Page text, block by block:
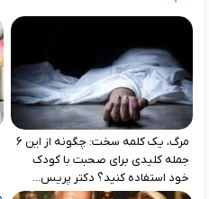
مرگ، یک کلمه سخت: چگونه از این ۶
جمله کلیدی برای صحبت با کودک
خود استفاده کنید؟ دکتر پریس...